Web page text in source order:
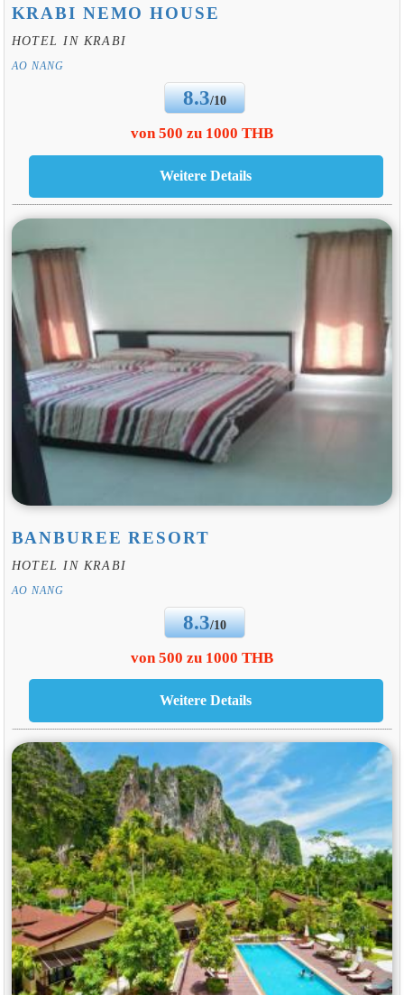
KRABI NEMO HOUSE
HOTEL IN KRABI
AO NANG
8.3/10
von 500 zu 1000 THB
BANBUREE RESORT
HOTEL IN KRABI
AO NANG
8.3/10
von 500 zu 1000 THB